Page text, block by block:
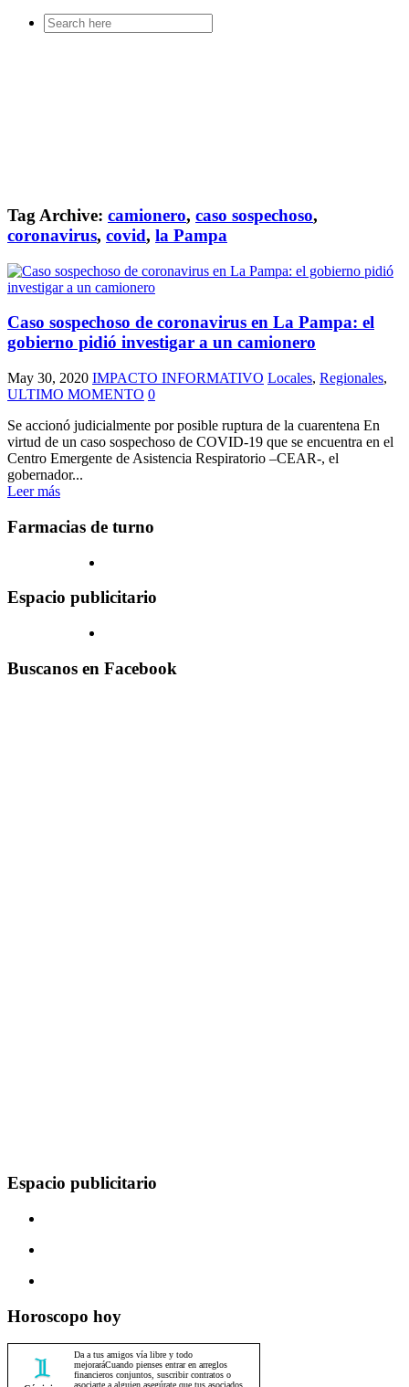
Search
for:
Tag Archive: camionero, caso sospechoso,
coronavirus, covid, la Pampa
Caso sospechoso de coronavirus en La Pampa: el
gobierno pidió investigar a un camionero
May 30, 2020 IMPACTO INFORMATIVO Locales, Regionales,
ULTIMO MOMENTO 0
Se accionó judicialmente por posible ruptura de la cuarentena En
virtud de un caso sospechoso de COVID-19 que se encuentra en el
Centro Emergente de Asistencia Respiratorio –CEAR-, el
gobernador...
Leer más
Farmacias de turno
Espacio publicitario
Buscanos en Facebook
Espacio publicitario
Horoscopo hoy